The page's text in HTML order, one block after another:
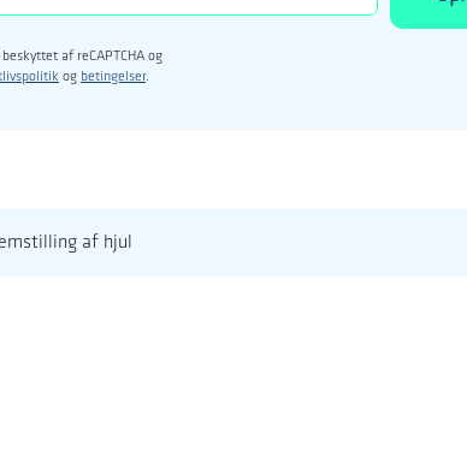
af reCAPTCHA og
og betingelser.
af hjul